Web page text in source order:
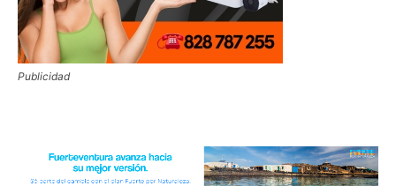
Publicidad